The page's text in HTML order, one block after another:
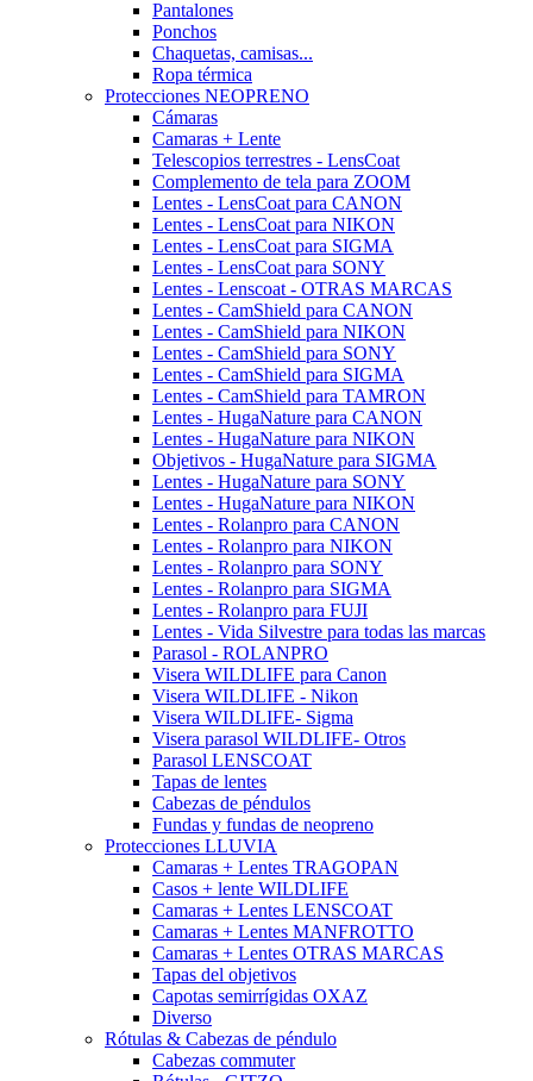
Pantalones
Ponchos
Chaquetas, camisas...
Ropa térmica
Protecciones NEOPRENO
Cámaras
Camaras + Lente
Telescopios terrestres - LensCoat
Complemento de tela para ZOOM
Lentes - LensCoat para CANON
Lentes - LensCoat para NIKON
Lentes - LensCoat para SIGMA
Lentes - LensCoat para SONY
Lentes - Lenscoat - OTRAS MARCAS
Lentes - CamShield para CANON
Lentes - CamShield para NIKON
Lentes - CamShield para SONY
Lentes - CamShield para SIGMA
Lentes - CamShield para TAMRON
Lentes - HugaNature para CANON
Lentes - HugaNature para NIKON
Objetivos - HugaNature para SIGMA
Lentes - HugaNature para SONY
Lentes - HugaNature para NIKON
Lentes - Rolanpro para CANON
Lentes - Rolanpro para NIKON
Lentes - Rolanpro para SONY
Lentes - Rolanpro para SIGMA
Lentes - Rolanpro para FUJI
Lentes - Vida Silvestre para todas las marcas
Parasol - ROLANPRO
Visera WILDLIFE para Canon
Visera WILDLIFE - Nikon
Visera WILDLIFE- Sigma
Visera parasol WILDLIFE- Otros
Parasol LENSCOAT
Tapas de lentes
Cabezas de péndulos
Fundas y fundas de neopreno
Protecciones LLUVIA
Camaras + Lentes TRAGOPAN
Casos + lente WILDLIFE
Camaras + Lentes LENSCOAT
Camaras + Lentes MANFROTTO
Camaras + Lentes OTRAS MARCAS
Tapas del objetivos
Capotas semirrígidas OXAZ
Diverso
Rótulas & Cabezas de péndulo
Cabezas commuter